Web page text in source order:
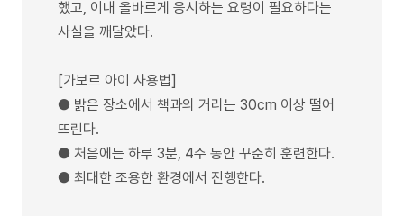
했고, 이내 올바르게 응시하는 요령이 필요하다는
사실을 깨달았다.
[가보르 아이 사용법]
● 밝은 장소에서 책과의 거리는 30cm 이상 떨어
뜨린다.
● 처음에는 하루 3분, 4주 동안 꾸준히 훈련한다.
● 최대한 조용한 환경에서 진행한다.